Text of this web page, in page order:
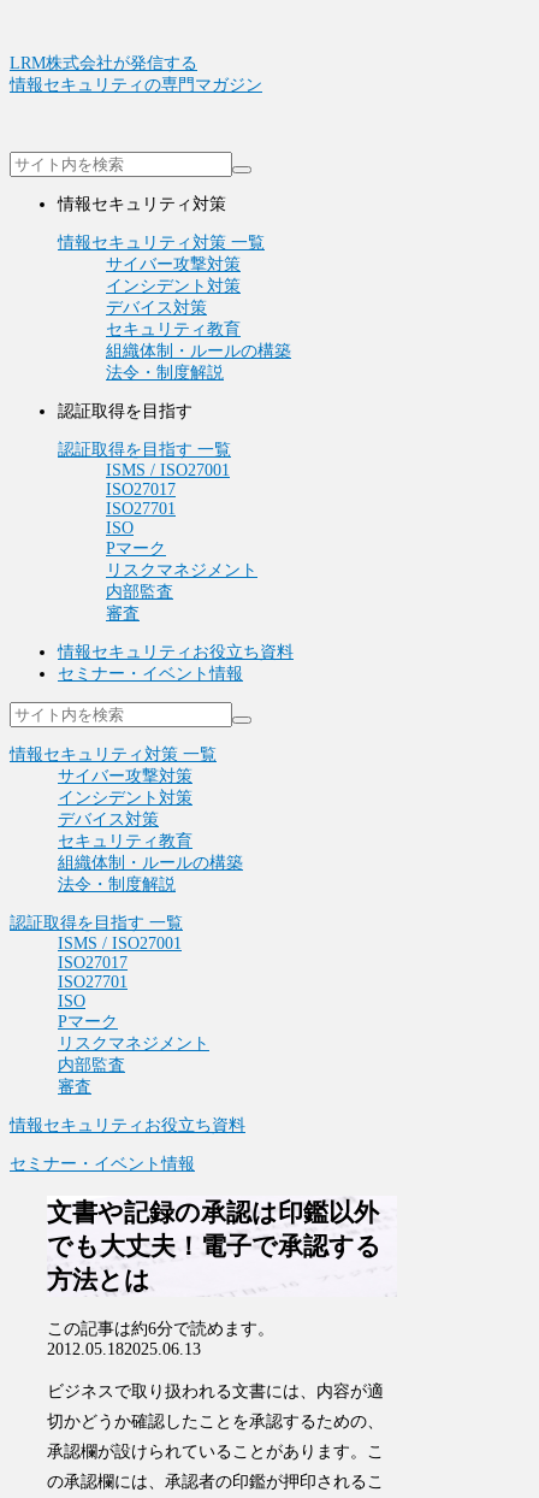
LRM株式会社が発信する
情報セキュリティの専門マガジン
情報セキュリティ対策
情報セキュリティ対策 一覧
サイバー攻撃対策
インシデント対策
デバイス対策
セキュリティ教育
組織体制・ルールの構築
法令・制度解説
認証取得を目指す
認証取得を目指す 一覧
ISMS / ISO27001
ISO27017
ISO27701
ISO
Pマーク
リスクマネジメント
内部監査
審査
情報セキュリティお役立ち資料
セミナー・イベント情報
情報セキュリティ対策 一覧
サイバー攻撃対策
インシデント対策
デバイス対策
セキュリティ教育
組織体制・ルールの構築
法令・制度解説
認証取得を目指す 一覧
ISMS / ISO27001
ISO27017
ISO27701
ISO
Pマーク
リスクマネジメント
内部監査
審査
情報セキュリティお役立ち資料
セミナー・イベント情報
文書や記録の承認は印鑑以外
でも大丈夫！電子で承認する
方法とは
この記事は約6分で読めます。
2012.05.182025.06.13
ビジネスで取り扱われる文書には、内容が適
切かどうか確認したことを承認するための、
承認欄が設けられていることがあります。こ
の承認欄には、承認者の印鑑が押印されるこ